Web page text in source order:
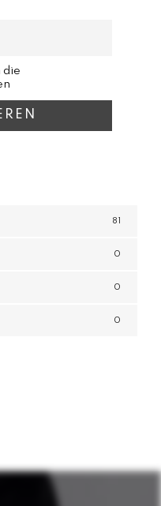
die
81
0
0
0